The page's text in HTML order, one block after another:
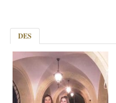
DES